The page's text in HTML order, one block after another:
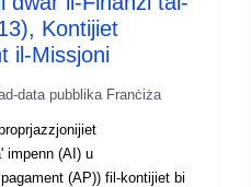
Kontijiet
il-Missjoni
data pubblika Franċiża
impenn (AI) u
(AP)) fil-kontijiet bi